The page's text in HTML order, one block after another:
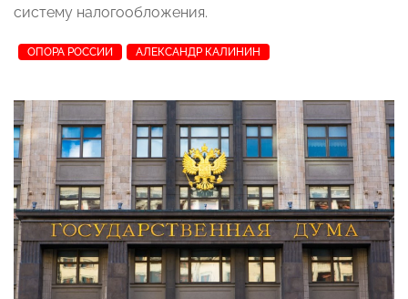
систему налогообложения.
ОПОРА РОССИИ АЛЕКСАНДР КАЛИНИН